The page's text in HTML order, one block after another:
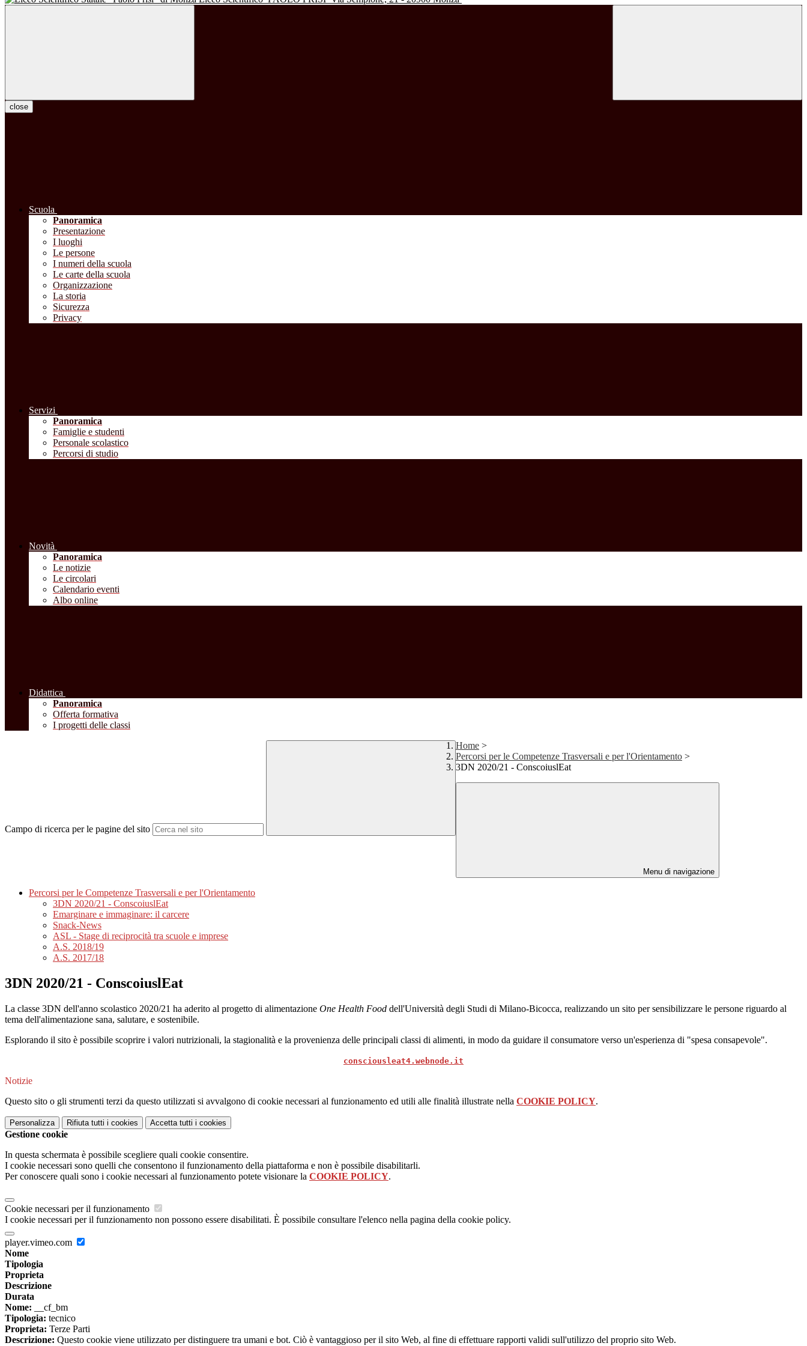
close
Scuola
Panoramica
Presentazione
I luoghi
Le persone
I numeri della scuola
Le carte della scuola
Organizzazione
La storia
Sicurezza
Privacy
Servizi
Panoramica
Famiglie e studenti
Personale scolastico
Percorsi di studio
Novità
Panoramica
Le notizie
Le circolari
Calendario eventi
Albo online
Didattica
Panoramica
Offerta formativa
I progetti delle classi
Campo di ricerca per le pagine del sito
Home >
Percorsi per le Competenze Trasversali e per l'Orientamento >
3DN 2020/21 - ConscoiuslEat
Menu di navigazione
Percorsi per le Competenze Trasversali e per l'Orientamento
3DN 2020/21 - ConscoiuslEat
Emarginare e immaginare: il carcere
Snack-News
ASL - Stage di reciprocità tra scuole e imprese
A.S. 2018/19
A.S. 2017/18
3DN 2020/21 - ConscoiuslEat
La classe 3DN dell'anno scolastico 2020/21 ha aderito al progetto di alimentazione One Health Food dell'Università degli Studi di Milano-Bicocca, realizzando un sito per sensibilizzare le persone riguardo al
tema dell'alimentazione sana, salutare, e sostenibile.
Esplorando il sito è possibile scoprire i valori nutrizionali, la stagionalità e la provenienza delle principali classi di alimenti, in modo da guidare il consumatore verso un'esperienza di "spesa consapevole".
consciousleat4.webnode.it
Notizie
Questo sito o gli strumenti terzi da questo utilizzati si avvalgono di cookie necessari al funzionamento ed utili alle finalità illustrate nella COOKIE POLICY.
Personalizza Rifiuta tutti i cookies Accetta tutti i cookies
Gestione cookie
In questa schermata è possibile scegliere quali cookie consentire.
I cookie necessari sono quelli che consentono il funzionamento della piattaforma e non è possibile disabilitarli.
Per conoscere quali sono i cookie necessari al funzionamento potete visionare la COOKIE POLICY.
Cookie necessari per il funzionamento
I cookie necessari per il funzionamento non possono essere disabilitati. È possibile consultare l'elenco nella pagina della cookie policy.
player.vimeo.com
Nome
Tipologia
Proprieta
Descrizione
Durata
Nome: __cf_bm
Tipologia: tecnico
Proprieta: Terze Parti
Descrizione: Questo cookie viene utilizzato per distinguere tra umani e bot. Ciò è vantaggioso per il sito Web, al fine di effettuare rapporti validi sull'utilizzo del proprio sito Web.